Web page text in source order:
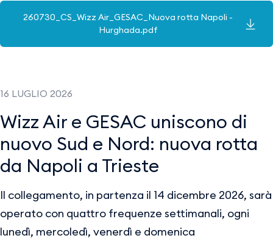
260730_CS_Wizz Air_GESAC_Nuova rotta Napoli -
Hurghada.pdf
16 LUGLIO 2026
Wizz Air e GESAC uniscono di
nuovo Sud e Nord: nuova rotta
da Napoli a Trieste
Il collegamento, in partenza il 14 dicembre 2026, sarà
operato con quattro frequenze settimanali, ogni
lunedì, mercoledì, venerdì e domenica